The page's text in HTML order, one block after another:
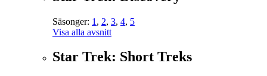
Säsonger: 1 , 2, 3, 4, 5
Visa alla avsnitt
Star Trek: Short Treks